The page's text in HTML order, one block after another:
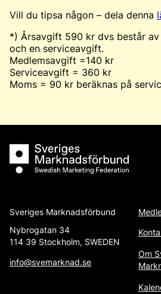
Vill du tipsa någon – dela denna
*) Årsavgift 590 kr dvs består
och en serviceavgift.
Medlemsavgift =140 kr
Serviceavgift = 360 kr
Moms = 90 kr beräknas på
Sveriges Marknadsförbund
Sveriges Marknadsförbund
Nybrogatan 34
114 39 Stockholm, SWEDEN
info@svemarknad.se
Om